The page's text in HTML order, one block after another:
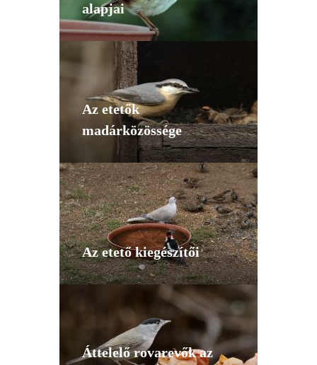
alapjai
Az etetők
madárközössége
Az etető kiegészítői
Áttelelő rovarevők az